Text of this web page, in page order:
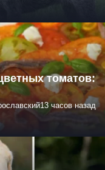
томатов:
13 часов назад